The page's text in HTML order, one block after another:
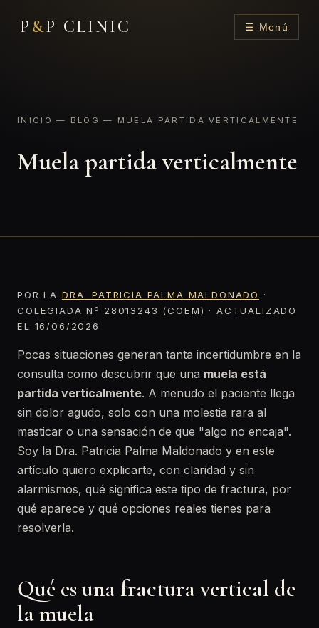
P &P CLINIC ☰ Menú
INICIO — BLOG — MUELA PARTIDA VERTICALMENTE
Muela partida verticalmente
POR LA DRA. PATRICIA PALMA MALDONADO
·
COLEGIADA Nº 28013243 (COEM) · ACTUALIZADO
EL 16/06/2026
Pocas situaciones generan tanta incertidumbre en la
consulta como descubrir que una muela está
partida verticalmente. A menudo el paciente llega
sin dolor agudo, solo con una molestia rara al
masticar o una sensación de que "algo no encaja".
Soy la Dra. Patricia Palma Maldonado y en este
artículo quiero explicarte, con claridad y sin
alarmismos, qué significa este tipo de fractura, por
qué aparece y qué opciones reales tienes para
resolverla.
Qué es una fractura vertical de
la muela